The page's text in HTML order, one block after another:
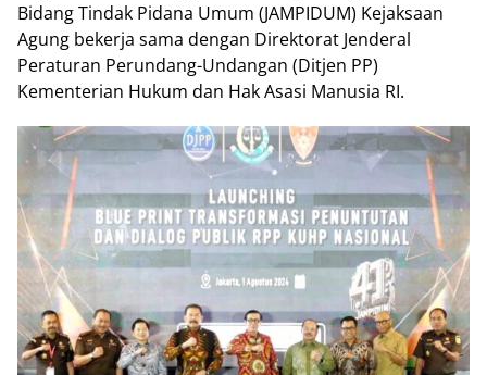
Bidang Tindak Pidana Umum (JAMPIDUM) Kejaksaan
Agung bekerja sama dengan Direktorat Jenderal
Peraturan Perundang-Undangan (Ditjen PP)
Kementerian Hukum dan Hak Asasi Manusia RI.